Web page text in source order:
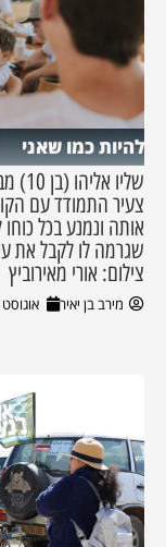
להיות כמו שאני
צעיר התמודד עם
אותה ונמנע בכל
שגרמה לו לקבל את
צילום: אורי מאירוביץ
מירב בן יאיר אוגוסט 4, 2026